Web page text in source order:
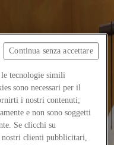
le tecnologie simili
sono necessari per il
i nostri contenuti;
e non sono soggetti
Se clicchi su
nostri clienti pubblicitari,
Continua senza accettare